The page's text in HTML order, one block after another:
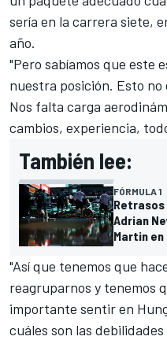
sería en la carrera siete,
año.
"Pero sabíamos que este
nuestra posición. Esto
Nos falta carga
cambios, experiencia,
También lee:
FÓRMULA 1
Adrian
Martin en
"Así que tenemos que
reagruparnos y tenemos
importante sentir en
cuáles son las